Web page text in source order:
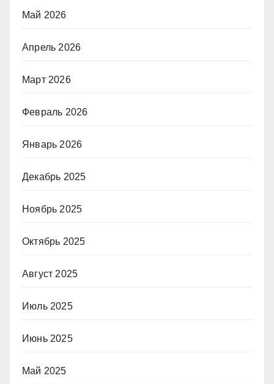
Май 2026
Апрель 2026
Март 2026
Февраль 2026
Январь 2026
Декабрь 2025
Ноябрь 2025
Октябрь 2025
Август 2025
Июль 2025
Июнь 2025
Май 2025